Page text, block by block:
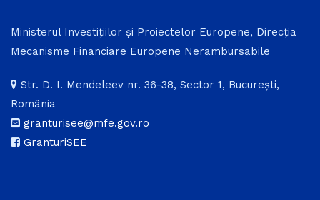
Ministerul Investițiilor și Proiectelor Europene, Direcția
Mecanisme Financiare Europene Nerambursabile
Str. D. I. Mendeleev nr. 36-38, Sector 1, București,
România
granturisee@mfe.gov.ro
GranturiSEE